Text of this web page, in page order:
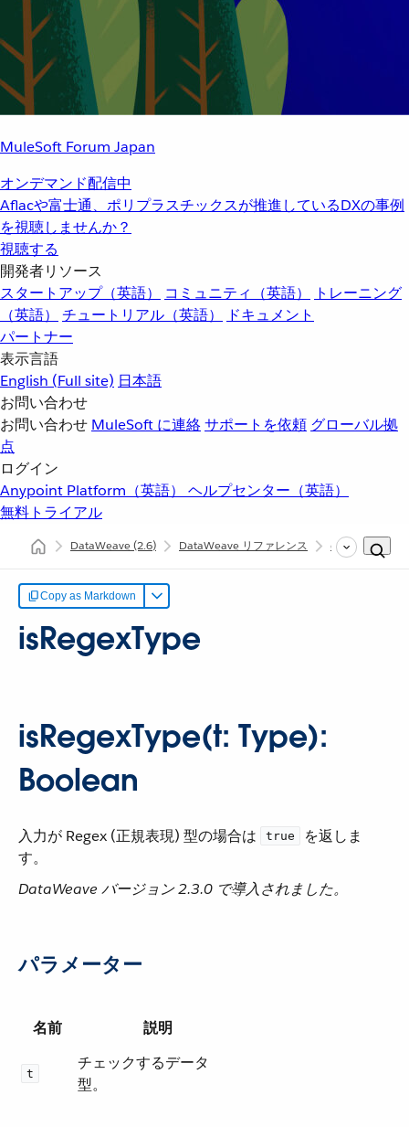
MuleSoft Forum Japan
オンデマンド配信中
Aflacや富士通、ポリプラスチックスが推進しているDXの事例
を視聴しませんか？
視聴する
開発者リソース
スタートアップ（英語）
コミュニティ（英語）
トレーニング
（英語）
チュートリアル（英語）
ドキュメント
パートナー
表示言語
English (Full site) 日本語
お問い合わせ
お問い合わせ MuleSoft に連絡サポートを依頼 グローバル拠
点
ログイン
Anypoint Platform（英語） ヘルプセンター（英語）
無料トライアル
DataWeave(2.6) DataWeave リファレンス dw::core::Types
Copy as Markdown
isRegexType
isRegexType(t: Type):
Boolean
入力が Regex (正規表現) 型の場合は ​ true
​ を返しま
す。
DataWeave バージョン 2.3.0 で導入されました。
パラメーター
名前 説明
t
チェックするデータ
型。